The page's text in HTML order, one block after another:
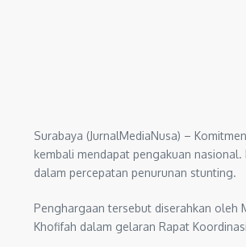
Surabaya (JurnalMediaNusa) –
kembali mendapat pengakuan
dalam percepatan penurunan stunting.
Penghargaan tersebut diserahkan oleh
Khofifah dalam gelaran Rapat